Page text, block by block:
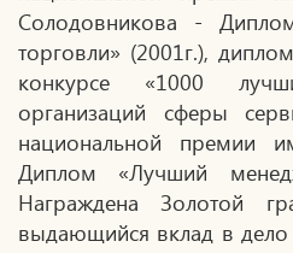
Солодовникова -
торговли» (2001г.),
конкурсе «1000
организаций сферы
национальной премии
Диплом «Лучший
Награждена Золотой
выдающийся вклад в